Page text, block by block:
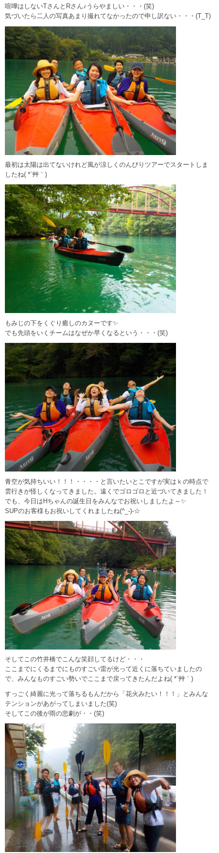
喧嘩はしないTさんとRさん♪うらやましい・・・(笑)
気づいたら二人の写真あまり撮れてなかったので申し訳ない・・・(T_T)
最初は太陽は出てないけれど風が涼しくのんびりツアーでスタートしま
したね( *´艸｀)
もみじの下をくぐり癒しのカヌーです✨
でも先頭をいくチームはなぜか早くなるという・・・(笑)
青空が気持ちいい！！！・・・・と言いたいとこですが実はｋの時点で
雲行きが怪しくなってきました。遠くでゴロゴロと近づいてきました！
でも、今日はHちゃんの誕生日をみんなでお祝いしましたよ～✨
SUPのお客様もお祝いしてくれましたね(^_-)-☆
そしてこの竹井橋でこんな笑顔してるけど・・・
ここまでにくるまでにものすごい雷が光って近くに落ちていましたの
で、みんなものすごい勢いでここまで戻ってきたんだよね( *´艸｀)
すっごく綺麗に光って落ちるもんだから「花火みたい！！！」とみんな
テンションがあがってしまいました(笑)
そしてこの後が雨の悲劇が・・(笑)